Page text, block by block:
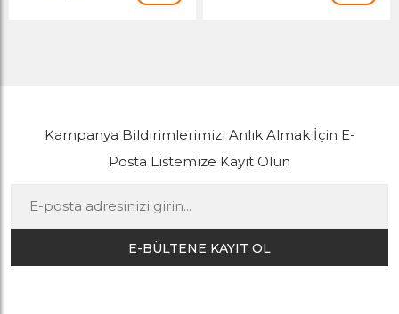
Kampanya Bildirimlerimizi Anlık Almak İçin E-
Posta Listemize Kayıt Olun
E-BÜLTENE KAYIT OL